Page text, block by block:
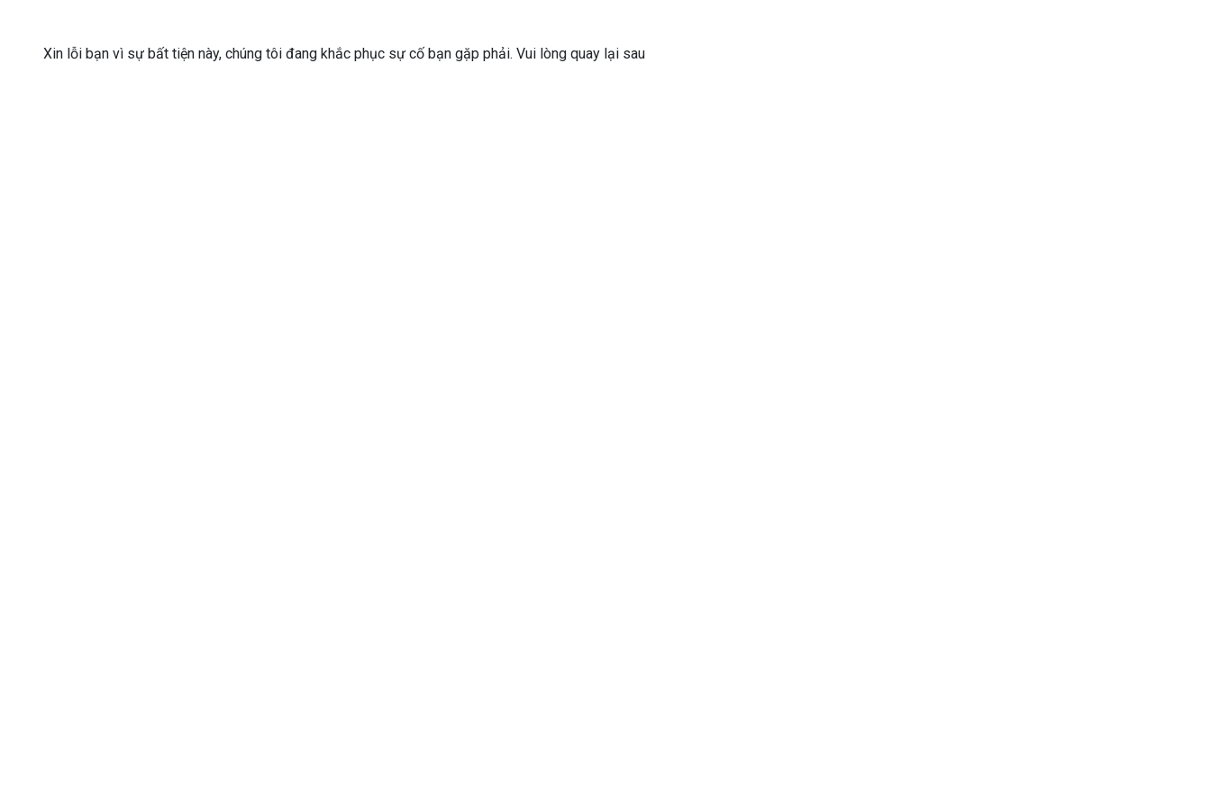
Xin lỗi bạn vì sự bất tiện này, chúng tôi đang khắc phục sự cố bạn gặp phải. Vui lòng quay lại sau